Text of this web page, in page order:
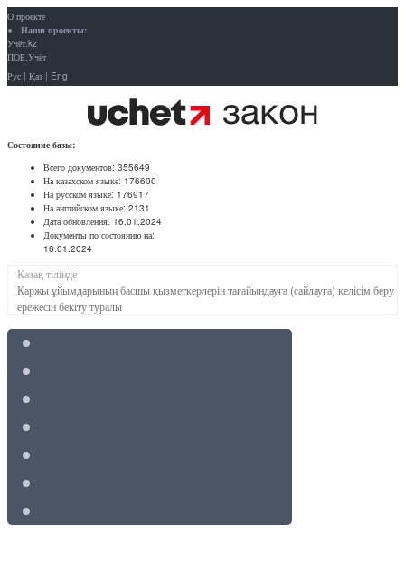
О проекте
Наши проекты:
Учёт.kz
ПОБ.Учёт
Рус | Қаз | Eng
Состояние базы:
Всего документов: 355649
На казахском языке: 176600
На русском языке: 176917
На английском языке: 2131
Дата обновления: 16.01.2024
Документы по состоянию на:
16.01.2024
Қазақ тілінде
Қаржы ұйымдарының басшы қызметкерлерін тағайындауға (сайлауға) келісім беру
ережесін бекіту туралы